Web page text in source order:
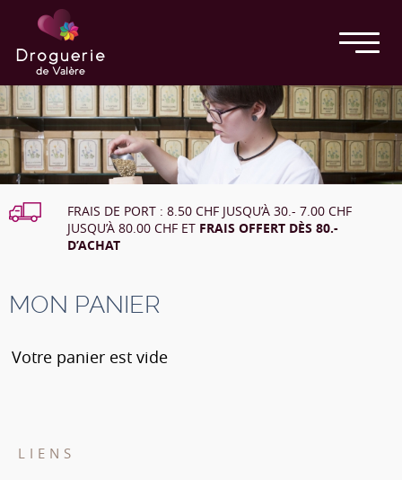
FRAIS DE PORT : 8.50 CHF JUSQU’À 30.- 7.00 CHF
JUSQU’À 80.00 CHF ET FRAIS OFFERT DÈS 80.-
D’ACHAT
MON PANIER
Votre panier est vide
LIENS